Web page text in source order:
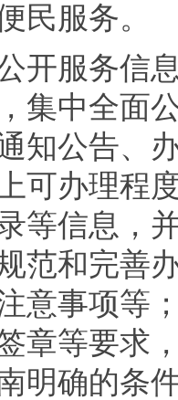
民服务。
服务信息
集中全面
知公告、
可办理程
等信息，
范和完善
意事项等
章等要求
明确的条